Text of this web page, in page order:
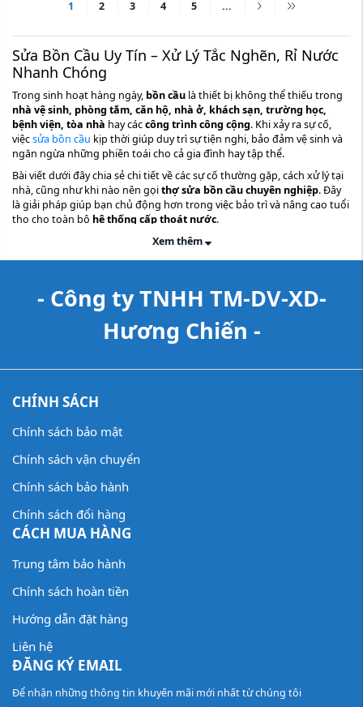
1 2 3 4 5 ...
Sửa Bồn Cầu Uy Tín – Xử Lý Tắc Nghẽn, Rỉ Nước
Nhanh Chóng
Trong sinh hoạt hàng ngày, bồn cầu là thiết bị không thể thiếu trong
nhà vệ sinh, phòng tắm, căn hộ, nhà ở, khách sạn, trường học,
bệnh viện, tòa nhà hay cáccông trình công cộng. Khi xảy ra sự cố,
việcsửa bồn cầu kịp thời giúp duy trì sự tiện nghi, bảo đảm vệ sinh và
ngăn ngừa những phiền toái cho cả gia đình hay tập thể.
Bài viết dưới đây chia sẻ chi tiết về các sự cố thường gặp, cách xử lý tại
nhà, cũng như khi nào nên gọithợ sửa bồn cầu chuyên nghiệp. Đây
là giải pháp giúp bạn chủ động hơn trong việc bảo trì và nâng cao tuổi
thọ cho toàn bộ hệ thống cấp thoát nước.
Xem thêm
- Công ty TNHH TM-DV-XD-
Hương Chiến -
CHÍNH SÁCH
Chính sách bảo mật
Chính sách vận chuyển
Chính sách bảo hành
Chính sách đổi hàng
CÁCH MUA HÀNG
Trung tâm bảo hành
Chính sách hoàn tiền
Hướng dẫn đặt hàng
Liên hệ
ĐĂNG KÝ EMAIL
Để nhận những thông tin khuyến mãi mới nhất từ chúng tôi